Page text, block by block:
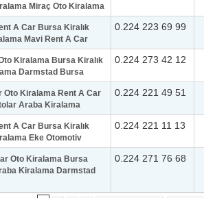
Miraç Oto Kiralama
A Car Bursa Kiralık
Mavi Rent A Car
0.224 223 69 99
Kiralama Bursa Kiralık
Darmstad Bursa
0.224 273 42 12
Oto Kiralama Rent A Car
Araba Kiralama
0.224 221 49 51
A Car Bursa Kiralık
Eke Otomotiv
0.224 221 11 13
Oto Kiralama Bursa
Kiralama Darmstad
0.224 271 76 68